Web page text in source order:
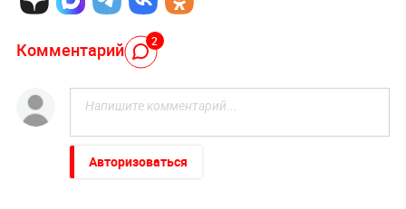
Комментарий 2
Авторизоваться